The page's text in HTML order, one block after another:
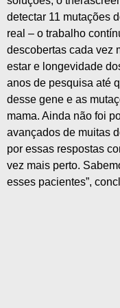
detectar 11 mutações
real – o trabalho
descobertas cada vez
estar e longevidade
anos de pesquisa até
desse gene e as
mama. Ainda não foi
avançados de muitas
por essas respostas
vez mais perto.
esses pacientes”,